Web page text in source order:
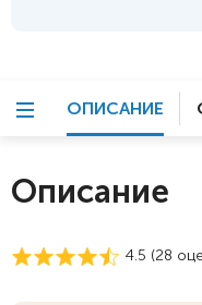
ОПИСАНИЕ
Описание
4.5 (28